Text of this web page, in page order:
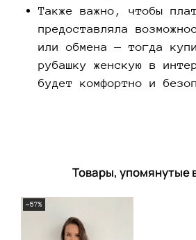
Также важно, чтобы
предоставляла
или обмена — тогда
рубашку женскую в
будет комфортно и
Товары, упомянутые
-57%